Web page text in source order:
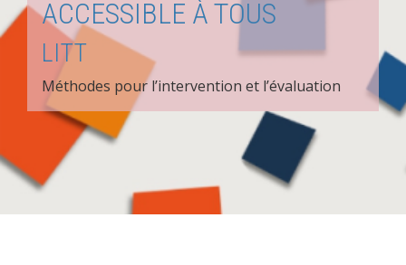
ACCESSIBLE À TOUS
LITT
Méthodes pour l’intervention et l’évaluation